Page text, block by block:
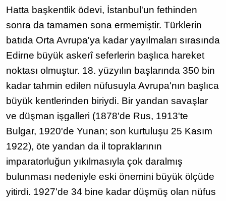
Hatta başkentlik ödevi, İstanbul'un fethinden
sonra da tamamen sona ermemiştir. Türklerin
batıda Orta Avrupa'ya kadar yayılmaları sırasında
Edirne büyük askerî seferlerin başlıca hareket
noktası olmuştur. 18. yüzyılın başlarında 350 bin
kadar tahmin edilen nüfusuyla Avrupa'nın başlıca
büyük kentlerinden biriydi. Bir yandan savaşlar
ve düşman işgalleri (1878'de Rus, 1913'te
Bulgar, 1920'de Yunan; son kurtuluşu 25 Kasım
1922), öte yandan da il topraklarının
imparatorluğun yıkılmasıyla çok daralmış
bulunması nedeniyle eski önemini büyük ölçüde
yitirdi. 1927'de 34 bine kadar düşmüş olan nüfus